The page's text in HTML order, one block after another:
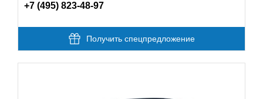
+7 (495) 823-48-97
Получить спецпредложение